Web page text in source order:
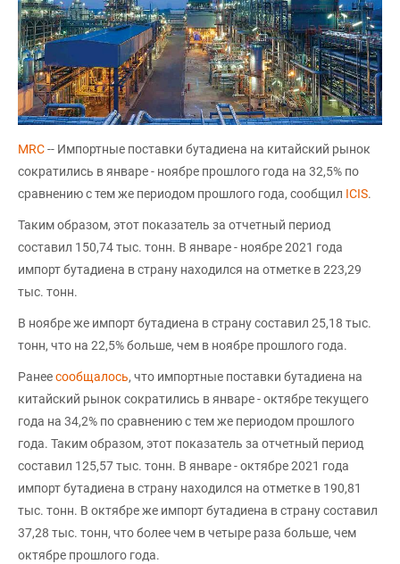
MRC-- Импортные поставки бутадиена на китайский рынок
сократились в январе - ноябре прошлого года на 32,5% по
сравнению с тем же периодом прошлого года, сообщил ICIS.
Таким образом, этот показатель за отчетный период
составил 150,74 тыс. тонн. В январе - ноябре 2021 года
импорт бутадиена в страну находился на отметке в 223,29
тыс. тонн.
В ноябре же импорт бутадиена в страну составил 25,18 тыс.
тонн, что на 22,5% больше, чем в ноябре прошлого года.
Ранеесообщалось, что импортные поставки бутадиена на
китайский рынок сократились в январе - октябре текущего
года на 34,2% по сравнению с тем же периодом прошлого
года. Таким образом, этот показатель за отчетный период
составил 125,57 тыс. тонн. В январе - октябре 2021 года
импорт бутадиена в страну находился на отметке в 190,81
тыс. тонн. В октябре же импорт бутадиена в страну составил
37,28 тыс. тонн, что более чем в четыре раза больше, чем
октябре прошлого года.